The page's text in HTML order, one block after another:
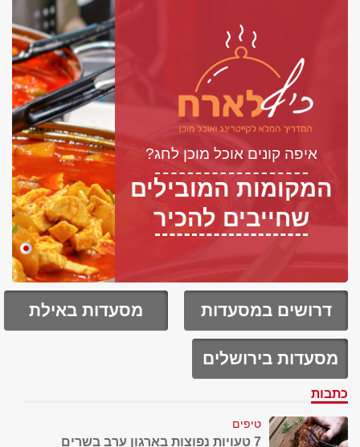
איפה קונים אוכל מוכן לחג?
המקומות המובילים
שחייבים להכיר
דרושים במסעדות מסעדות באילת
מסעדות בירושלים
כתבות
טיפים
7 טעויות נפוצות בארגון ערב בשרים